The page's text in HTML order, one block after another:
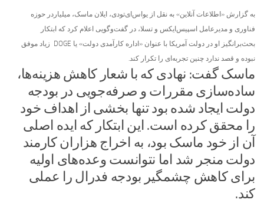
به گزارش «اطلاعات آنلاین» به نقل از یواس‌ای‌تودی، ایلان ماسک، میلیاردر حوزه
فناوری و مدیرعامل اسپیس‌ایکس و تسلا، در گفت‌وگویی اعلام کرد که ابتکار
بحث‌برانگیز او در دولت آمریکا با عنوان «اداره کارآمدی دولت» یا DOGE زیاد موفق
نبوده و قصد ندارد چنین تجربه‌ای را تکرار کند.
ماسک گفت: نهادی که با شعار کاهش هزینه‌ها،
ساده‌سازی مقررات و صرفه‌جویی در بودجه
دولت ایجاد شده بود تنها بخشی از اهداف خود
را محقق کرده است. این ابتکار که ایده اصلی
آن از خود ماسک بود، به اخراج هزاران کارمند
دولت منجر شد اما نتوانست وعده‌های اولیه
برای کاهش چشمگیر بودجه فدرال را عملی
کند.